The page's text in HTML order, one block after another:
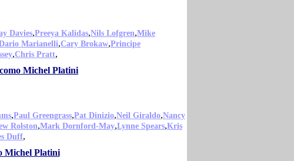
Davies,Preeya Kalidas,Nils Lofgren,Mike
Marianelli,Cary Brokaw,Principe
,Chris Pratt,
Michel Platini
,Paul Greengrass,Pat Dinizio,Neil Giraldo,Nancy
Rolston,Mark Dornford-May,Lynne Spears,Kris
Duff,
Michel Platini